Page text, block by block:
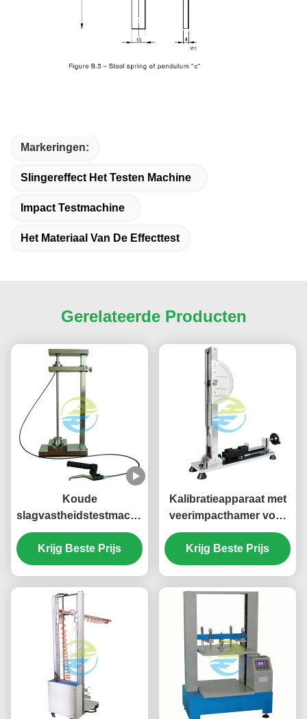
Markeringen:
Slingereffect Het Testen Machine
Impact Testmachine
Het Materiaal Van De Effecttest
Gerelateerde Producten
Koude
slagvastheidstestmachine
voor elektrische
accessoires en kabels |
IEC 60884
bij lage temperaturen
Krijg Beste Prijs
Kalibratieapparaat met
veerimpacthamer voor
verificatie van
impactenergie | IEC
60068-2-75
Krijg Beste Prijs